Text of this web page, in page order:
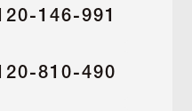
146-991
810-490